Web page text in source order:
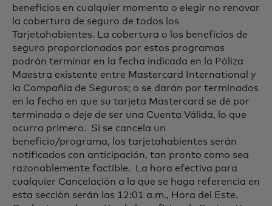
beneficios en cualquier momento o elegir no renovar
la cobertura de seguro de todos los
Tarjetahabientes. La cobertura o los beneficios de
seguro proporcionados por estos programas
podrán terminar en la fecha indicada en la Póliza
Maestra existente entre Mastercard International y
la Compañía de Seguros; o se darán por terminados
en la fecha en que su tarjeta Mastercard se dé por
terminada o deje de ser una Cuenta Válida, lo que
ocurra primero. Si se cancela un
beneficio/programa, los tarjetahabientes serán
notificados con anticipación, tan pronto como sea
razonablemente factible. La hora efectiva para
cualquier Cancelación a la que se haga referencia en
esta sección serán las 12:01 a.m., Hora del Este.